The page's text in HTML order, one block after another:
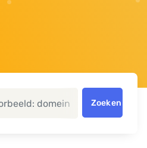
Zoeken